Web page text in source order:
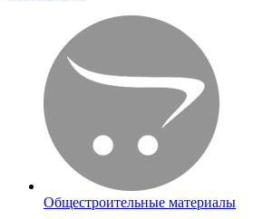
Общестроительные материалы